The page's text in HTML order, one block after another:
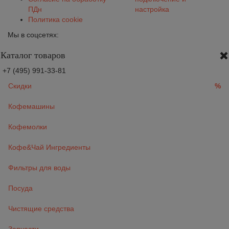
ПДн
Политика cookie
настройка
Мы в соцсетях:
Каталог товаров
+7 (495) 991-33-81
Скидки
%
Кофемашины
Кофемолки
Кофе&Чай Ингредиенты
Фильтры для воды
Посуда
Чистящие средства